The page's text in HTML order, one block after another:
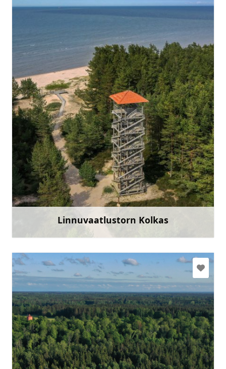
Linnuvaatlustorn Kolkas
slitere@daba.gov.lv
+371 67800389
Mine
Rohkem teavet